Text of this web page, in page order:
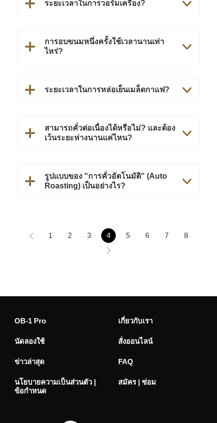
ระยะเวลาในการวอร์มเครื่อง?
การอบขนมหนึ่งครั้งใช้เวลานานเท่า
ไหร่?
ระยะเวลาในการหล่อเย็นเมล็ดกาแฟ?
สามารถคั่วต่อเนื่องได้หรือไม่? และต้อง
เว้นระยะห่างนานแค่ไหน?
รูปแบบของ "การคั่วอัตโนมัติ" (Auto
Roasting) เป็นอย่างไร?
1 2 3 4 5 6 7 8
OB-1 Pro เกี่ยวกับเรา
นัดลองใช้ สั่งออนไลน์
ข่าวล่าสุด FAQ
นโยบายความเป็นส่วนตัว |
ข้อกำหนด
สมัคร | ซ่อม